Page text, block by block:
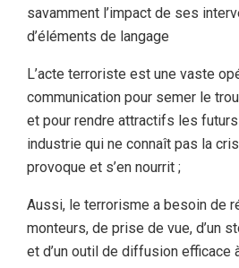
savamment l’impact de ses
d’éléments de langage
L’acte terroriste est une vaste
communication pour semer le
et pour rendre attractifs les futurs
industrie qui ne connaît pas la
provoque et s’en nourrit ;
Aussi, le terrorisme a besoin de
monteurs, de prise de vue, d’un
et d’un outil de diffusion efficace